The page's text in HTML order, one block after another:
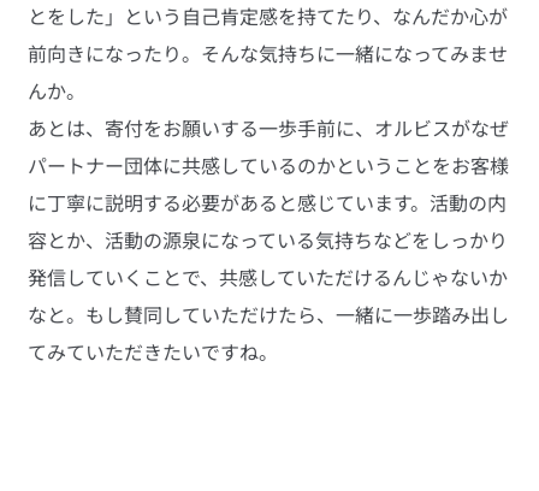
とをした」という自己肯定感を持てたり、なんだか心が
前向きになったり。そんな気持ちに一緒になってみませ
んか。
あとは、寄付をお願いする一歩手前に、オルビスがなぜ
パートナー団体に共感しているのかということをお客様
に丁寧に説明する必要があると感じています。活動の内
容とか、活動の源泉になっている気持ちなどをしっかり
発信していくことで、共感していただけるんじゃないか
なと。もし賛同していただけたら、一緒に一歩踏み出し
てみていただきたいですね。